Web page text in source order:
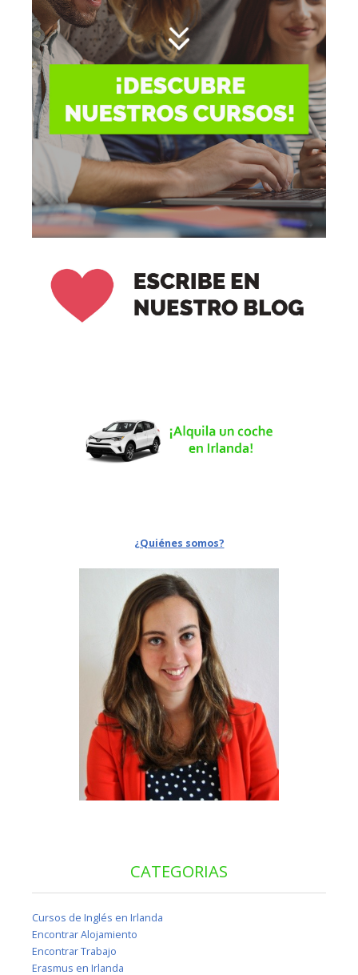
¿Quiénes somos?
CATEGORIAS
Cursos de Inglés en Irlanda
Encontrar Alojamiento
Encontrar Trabajo
Erasmus en Irlanda